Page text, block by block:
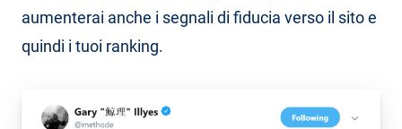
aumenterai anche i segnali di fiducia verso il sito e
quindi i tuoi ranking.